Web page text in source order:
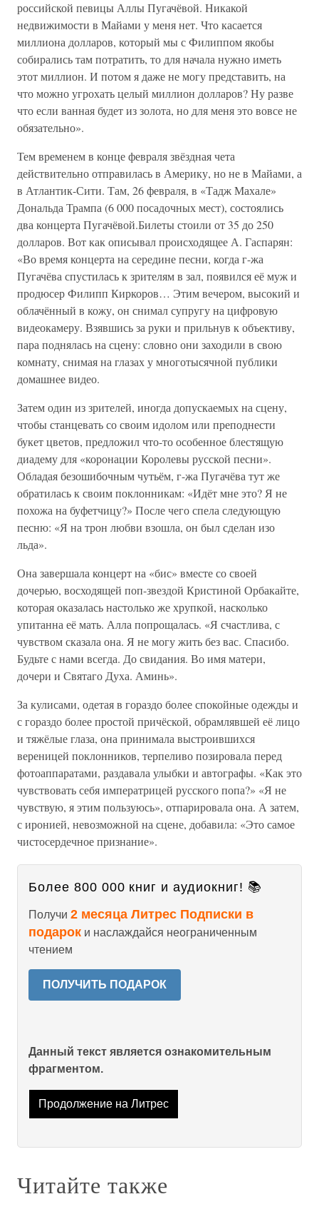
российской певицы Аллы Пугачёвой. Никакой
недвижимости в Майами у меня нет. Что касается
миллиона долларов, который мы с Филиппом якобы
собирались там потратить, то для начала нужно иметь
этот миллион. И потом я даже не могу представить, на
что можно угрохать целый миллион долларов? Ну разве
что если ванная будет из золота, но для меня это вовсе не
обязательно».
Тем временем в конце февраля звёздная чета
действительно отправилась в Америку, но не в Майами, а
в Атлантик-Сити. Там, 26 февраля, в «Тадж Махале»
Дональда Трампа (6 000 посадочных мест), состоялись
два концерта Пугачёвой.Билеты стоили от 35 до 250
долларов. Вот как описывал происходящее А. Гаспарян:
«Во время концерта на середине песни, когда г-жа
Пугачёва спустилась к зрителям в зал, появился её муж и
продюсер Филипп Киркоров… Этим вечером, высокий и
облачённый в кожу, он снимал супругу на цифровую
видеокамеру. Взявшись за руки и прильнув к объективу,
пара поднялась на сцену: словно они заходили в свою
комнату, снимая на глазах у многотысячной публики
домашнее видео.
Затем один из зрителей, иногда допускаемых на сцену,
чтобы станцевать со своим идолом или преподнести
букет цветов, предложил что-то особенное блестящую
диадему для «коронации Королевы русской песни».
Обладая безошибочным чутьём, г-жа Пугачёва тут же
обратилась к своим поклонникам: «Идёт мне это? Я не
похожа на буфетчицу?» После чего спела следующую
песню: «Я на трон любви взошла, он был сделан изо
льда».
Она завершала концерт на «бис» вместе со своей
дочерью, восходящей поп-звездой Кристиной Орбакайте,
которая оказалась настолько же хрупкой, насколько
упитанна её мать. Алла попрощалась. «Я счастлива, с
чувством сказала она. Я не могу жить без вас. Спасибо.
Будьте с нами всегда. До свидания. Во имя матери,
дочери и Святаго Духа. Аминь».
За кулисами, одетая в гораздо более спокойные одежды и
с гораздо более простой причёской, обрамлявшей её лицо
и тяжёлые глаза, она принимала выстроившихся
вереницей поклонников, терпеливо позировала перед
фотоаппаратами, раздавала улыбки и автографы. «Как это
чувствовать себя императрицей русского попа?» «Я не
чувствую, я этим пользуюсь», отпарировала она. А затем,
с иронией, невозможной на сцене, добавила: «Это самое
чистосердечное признание».
Более 800 000 книг и аудиокниг! 📚
Получи 2 месяца Литрес Подписки в
подарок и наслаждайся неограниченным
чтением
ПОЛУЧИТЬ ПОДАРОК
Данный текст является ознакомительным
фрагментом.
Продолжение на Литрес
Читайте также